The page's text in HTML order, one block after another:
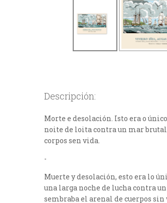
Descripción:
Morte e desolación. Isto era o
noite de loita contra un mar brutal
corpos sen vida.
-
Muerte y desolación, esto era lo
una larga noche de lucha contra
sembraba el arenal de cuerpos sin